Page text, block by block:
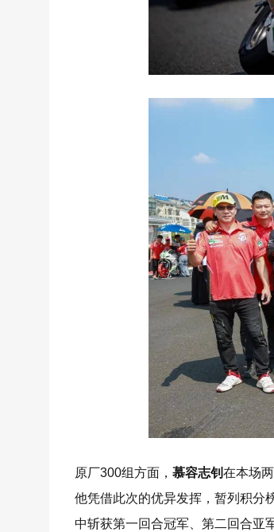
原厂300组方面， 慕容志钊 在本场
他凭借此次的优异发挥，暂列积分
中斩获第一回合冠军、第二回合亚